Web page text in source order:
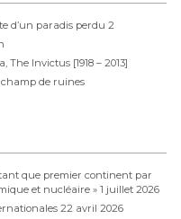
d’un paradis perdu 2
The Invictus [1918 – 2013]
de ruines
tant que premier continent par
et nucléaire » 1 juillet 2026
22 avril 2026